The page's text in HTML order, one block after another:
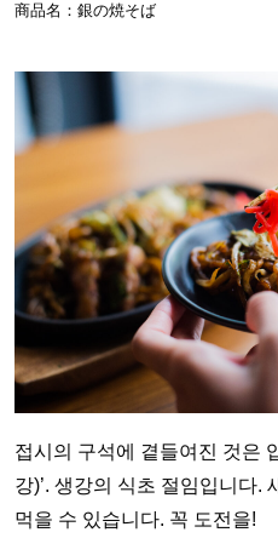
商品名：銀の焼そば
접시의 구석에 곁들여진 것은
강)’. 생강의 식초 절임입니다.
먹을 수 있습니다. 꼭 도전을!